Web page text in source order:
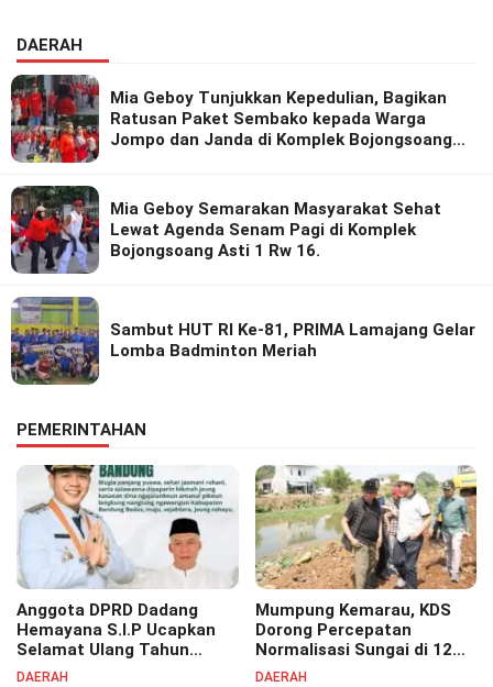
DAERAH
Mia Geboy Tunjukkan Kepedulian, Bagikan
Ratusan Paket Sembako kepada Warga
Jompo dan Janda di Komplek Bojongsoang
Mia Geboy Semarakan Masyarakat Sehat
Lewat Agenda Senam Pagi di Komplek
Bojongsoang Asti 1 Rw 16.
Sambut HUT RI Ke-81, PRIMA Lamajang Gelar
Lomba Badminton Meriah
PEMERINTAHAN
Anggota DPRD Dadang
Hemayana S.I.P Ucapkan
Selamat Ulang Tahun
untuk Bupati Bandung
DAERAH
Mumpung Kemarau, KDS
Dorong Percepatan
Normalisasi Sungai di 12
Kecamatan Tekan Resiko
DAERAH